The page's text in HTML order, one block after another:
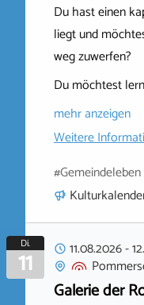
Du hast einen
liegt und
weg zuwerfen?
Du möchtest
mehr anzeigen
Weitere
Di.
11 11.08.2026-
Galerie der